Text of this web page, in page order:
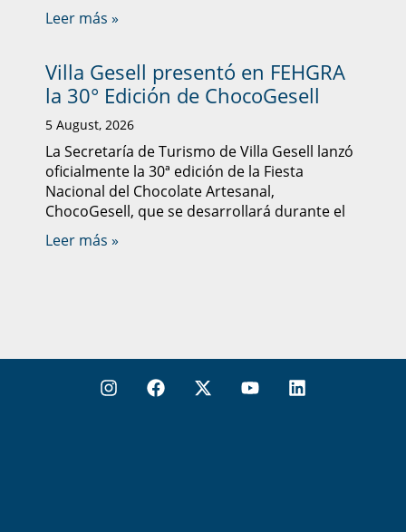
Leer más »
Villa Gesell presentó en FEHGRA
la 30° Edición de ChocoGesell
5 August, 2026
La Secretaría de Turismo de Villa Gesell lanzó
oficialmente la 30ª edición de la Fiesta
Nacional del Chocolate Artesanal,
ChocoGesell, que se desarrollará durante el
Leer más »